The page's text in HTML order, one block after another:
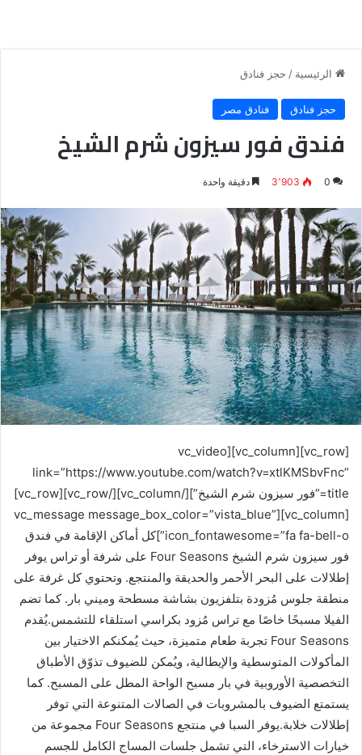
الرئيسية / حجز فنادق
حجز فنادق فنادق مصر
فندق فور سيزون شرم الشيخ
0 3٬903 دقيقة واحدة
[vc_row][vc_column][vc_video
link=”https://www.youtube.com/watch?v=xtlKMSbvFnc”
title=”فور سيزون شرم الشيخ”][/vc_column][/vc_row][vc_row]
[vc_column][vc_message message_box_color=”vista_blue”
icon_fontawesome=”fa fa-bell-o”]كل أماكن الإقامة في فندق
فور سيزون شرم الشيخ Four Seasons على شرفة أو تراس يوفر
إطلالات على البحر الأحمر والحديقة والمنتجع. وتحتوي كل غرفة على
منطقة جلوس مُزودة بتلفزيون بشاشة مسطحة وميني بار. كما تضم
الفيلا مسبحًا خاصًا مع تراس مُزود بكراسي استلقاء للتشمس.يُقدم
Four Seasons تجربة طعام متميزة، حيث يُمكنكم الاختيار بين
المأكولات المتوسطية والإيطالية، ويُمكن للضيوف تذوّق الأطباق
التخصصية الأوروبية في بار مسبح الواحة المطل على المسبح. كما
يستمتع الضيوف بالمشروبات في الصالات المتنوعة التي توفر
إطلالات خلابة.يوفر السبا في منتجع Four Seasons مجموعة من
خيارات الاسترخاء، التي تشمل جلسات المساج الكامل للجسم